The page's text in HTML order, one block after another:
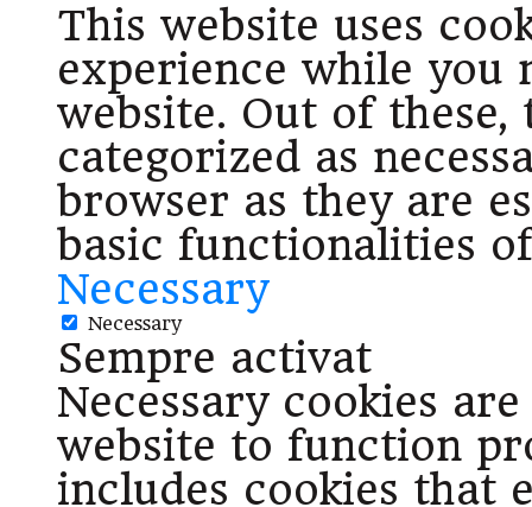
This website uses
experience while you
website. Out of
categorized as
browser as they are
basic functionalities
Necessary
Necessary
Sempre activat
Necessary cookies
website to function
includes cookies that